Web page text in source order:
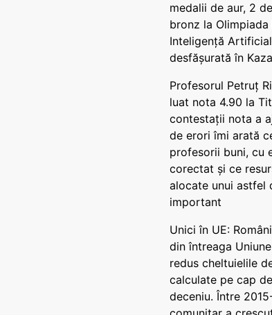
medalii de aur, 2
bronz la
Inteligență
desfășurată în
Profesorul Petruț
luat nota 4.90 la
contestații nota a
de erori îmi arată
profesorii buni, cu
corectat și ce
alocate unui astfel
important
Unici în UE:
din întreaga
redus cheltuielile
calculate pe cap
deceniu. Între